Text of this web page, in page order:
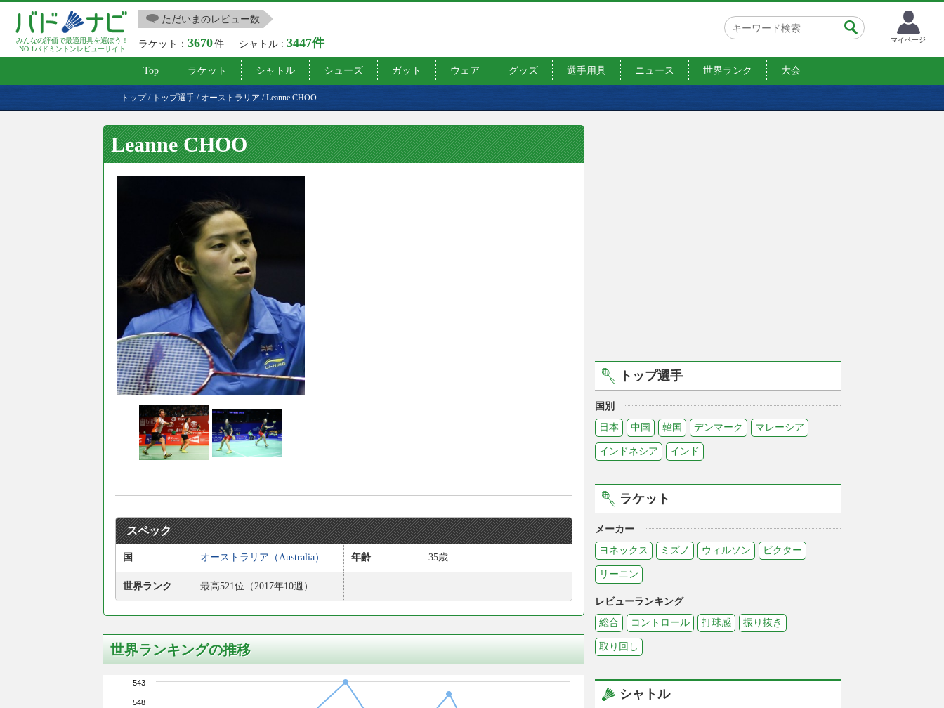
みんなの評価で最適用具を選ぼう！
NO.1バドミントンレビューサイト
ただいまのレビュー数
ラケット：3670件 シャトル :3447件 マイページ
Top ラケット シャトル シューズ ガット ウェア グッズ 選手用具 ニュース 世界ランク 大会
トップ/ トップ選手 / オーストラリア /Leanne CHOO
Leanne CHOO
スペック
国 オーストラリア（Australia） 年齢 35歳
世界ランク 最高521位（2017年10週）
世界ランキングの推移
543
548
トップ選手
国別
日本
中国 韓国 デンマーク マレーシア
インドネシア インド
ラケット
メーカー
ヨネックス
ミズノ ウィルソン ビクター
リーニン
レビューランキング
総合
コントロール 打球感 振り抜き
取り回し
シャトル